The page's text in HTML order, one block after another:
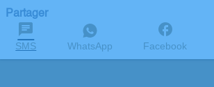
Partager
SMS WhatsApp Facebook